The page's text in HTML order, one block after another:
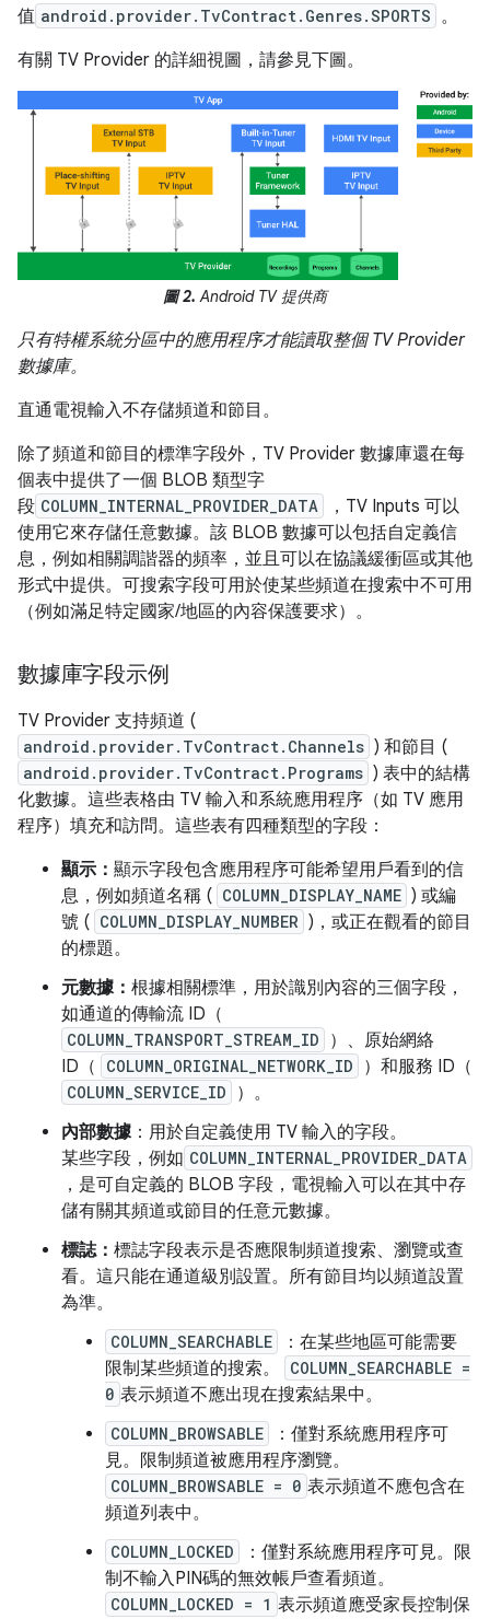
值 android.provider.TvContract.Genres.SPORTS 。
有關 TV Provider 的詳細視圖，請參見下圖。
圖 2. Android TV 提供商
只有特權系統分區中的應用程序才能讀取整個 TV Provider
數據庫。
直通電視輸入不存儲頻道和節目。
除了頻道和節目的標準字段外，TV Provider 數據庫還在每
個表中提供了一個 BLOB 類型字
段 COLUMN_INTERNAL_PROVIDER_DATA
，TV Inputs 可以
使用它來存儲任意數據。該 BLOB 數據可以包括自定義信
息，例如相關調諧器的頻率，並且可以在協議緩衝區或其他
形式中提供。可搜索字段可用於使某些頻道在搜索中不可用
（例如滿足特定國家/地區的內容保護要求）。
數據庫字段示例
TV Provider 支持頻道 (
android.provider.TvContract.Channels ) 和節目 (
android.provider.TvContract.Programs ) 表中的結構
化數據。這些表格由 TV 輸入和系統應用程序（如 TV 應用
程序）填充和訪問。這些表有四種類型的字段：
顯示： 顯示字段包含應用程序可能希望用戶看到的信
息，例如頻道名稱 ( COLUMN_DISPLAY_NAME ) 或編
號 ( COLUMN_DISPLAY_NUMBER )，或正在觀看的節目
的標題。
元數據： 根據相關標準，用於識別內容的三個字段，
如通道的傳輸流 ID（
COLUMN_TRANSPORT_STREAM_ID
）、原始網絡
ID（
COLUMN_ORIGINAL_NETWORK_ID ）和服務 ID（
COLUMN_SERVICE_ID
）。
內部數據：用於自定義使用 TV 輸入的字段。
某些字段，例如 COLUMN_INTERNAL_PROVIDER_DATA
，是可自定義的 BLOB 字段，電視輸入可以在其中存
儲有關其頻道或節目的任意元數據。
標誌： 標誌字段表示是否應限制頻道搜索、瀏覽或查
看。這只能在通道級別設置。所有節目均以頻道設置
為準。
COLUMN_SEARCHABLE
：在某些地區可能需要
限制某些頻道的搜索。
COLUMN_SEARCHABLE =
0 表示頻道不應出現在搜索結果中。
COLUMN_BROWSABLE
：僅對系統應用程序可
見。限制頻道被應用程序瀏覽。
COLUMN_BROWSABLE = 0 表示頻道不應包含在
頻道列表中。
COLUMN_LOCKED
：僅對系統應用程序可見。限
制不輸入PIN碼的無效帳戶查看頻道。
COLUMN_LOCKED = 1 表示頻道應受家長控制保